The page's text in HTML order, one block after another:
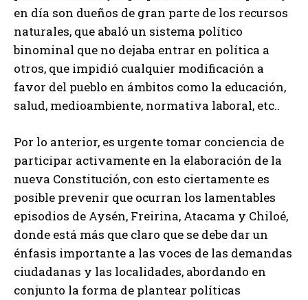
en día son dueños de gran parte de los recursos
naturales, que abaló un sistema político
binominal que no dejaba entrar en política a
otros, que impidió cualquier modificación a
favor del pueblo en ámbitos como la educación,
salud, medioambiente, normativa laboral, etc..
Por lo anterior, es urgente tomar conciencia de
participar activamente en la elaboración de la
nueva Constitución, con esto ciertamente es
posible prevenir que ocurran los lamentables
episodios de Aysén, Freirina, Atacama y Chiloé,
donde está más que claro que se debe dar un
énfasis importante a las voces de las demandas
ciudadanas y las localidades, abordando en
conjunto la forma de plantear políticas